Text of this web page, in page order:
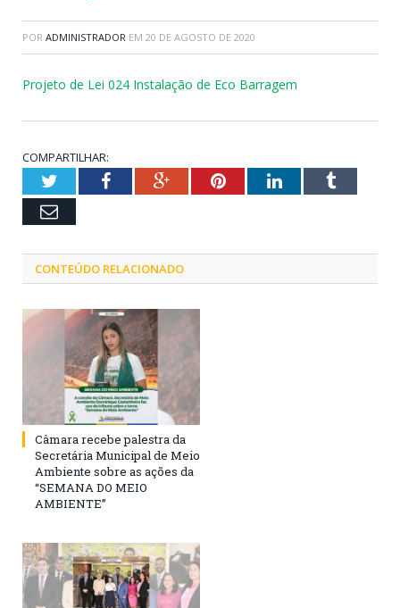
POR ADMINISTRADOR EM 20 DE AGOSTO DE 2020
Projeto de Lei 024 Instalação de Eco Barragem
COMPARTILHAR:
TwitterFacebookGoogle+PinterestLinkedInTumblr
Email
CONTEÚDO RELACIONADO
Câmara recebe palestra da
Secretária Municipal de Meio
Ambiente sobre as ações da
“SEMANA DO MEIO
AMBIENTE”